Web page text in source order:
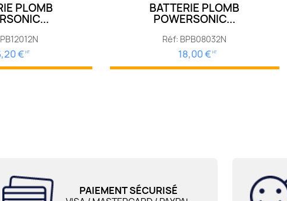
PLOMB
€ HT
BATTERIE PLOMB
POWERSONIC...
Réf: BPB08032N
18,00 € HT
PAIEMENT SÉCURISÉ